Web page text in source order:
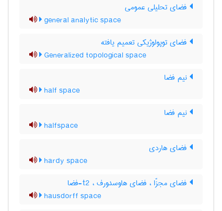
فضای تحلیلی عمومی
general analytic space
فضای توپولوژیکی تعمیم یافته
Generalized topological space
نیم فضا
half space
نیم فضا
halfspace
فضای هاردی
hardy space
فضای مجزّا ، فضای هاوسدورف ، t2-فضا
hausdorff space